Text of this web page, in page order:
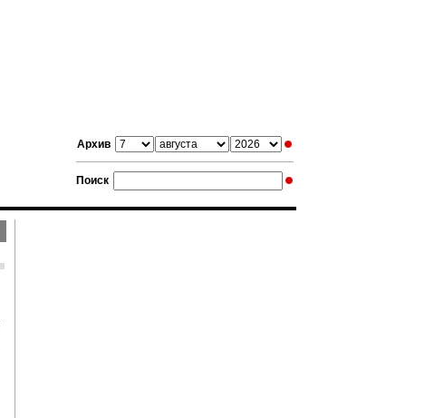
Архив
Поиск